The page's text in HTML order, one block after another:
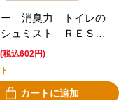
ー 消臭力 トイレの
シュミスト ＲＥＳＥ
（リセット） 本体
カーム
(税込602円)
カートに追加